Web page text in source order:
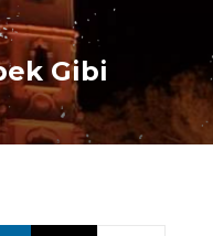
Gibi